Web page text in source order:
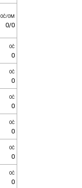
OČ/OM
0/0
OČ
0
OČ
0
OČ
0
OČ
0
OČ
0
OČ
0